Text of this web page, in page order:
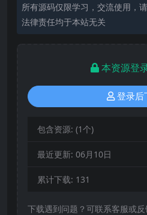
所有源码仅限学习，交流使用，
法律责任均于本站无关
本资源登
登录后
包含资源: (1个)
最近更新: 06月10日
累计下载: 131
下载遇到问题？可联系客服或反